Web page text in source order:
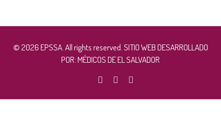
© 2026 EPSSA. All rights reserved. SITIO WEB DESARROLLADO
POR:MÉDICOS DE EL SALVADOR